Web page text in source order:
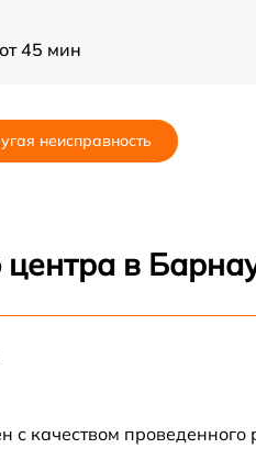
от 45 мин
неисправность
центра в
качеством